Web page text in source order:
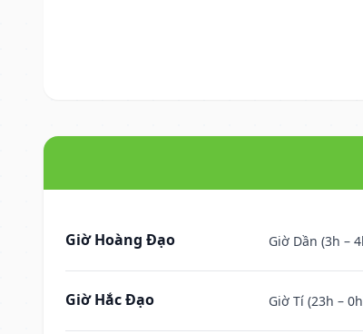
Giờ Hoàng Đạo Giờ Dần (3h –
Giờ Hắc Đạo Giờ Tí (23h –